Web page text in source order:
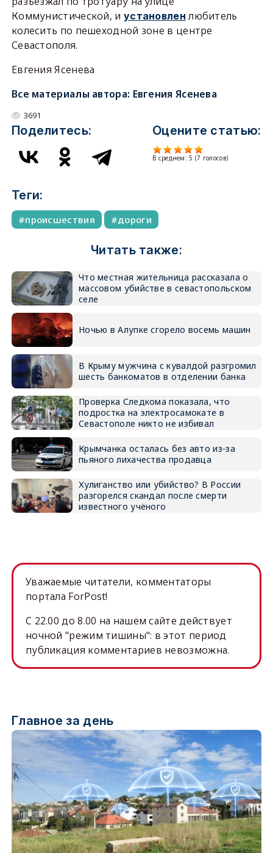
Коммунистической, и установлен любитель
колесить по пешеходной зоне в центре
Севастополя.
Евгения Ясенева
Все материалы автора: Евгения Ясенева
3691
Поделитесь: Оцените статью:
В среднем:5 (7 голосов)
Теги:
происшествия дороги
Читать также:
Что местная жительница рассказала о
массовом убийстве в севастопольском
селе
Ночью в Алупке сгорело восемь машин
В Крыму мужчина с кувалдой разгромил
шесть банкоматов в отделении банка
Проверка Следкома показала, что
подростка на электросамокате в
Севастополе никто не избивал
Крымчанка осталась без авто из-за
пьяного лихачества продавца
Хулиганство или убийство? В России
разгорелся скандал после смерти
известного учёного
Уважаемые читатели, комментаторы
портала ForPost!
C 22.00 до 8.00 на нашем сайте действует
ночной "режим тишины": в этот период
публикация комментариев невозможна.
Главное за день